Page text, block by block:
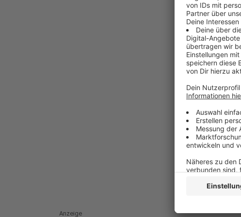
Anzeige